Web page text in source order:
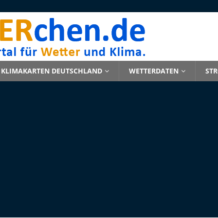
KLIMAKARTEN DEUTSCHLAND WETTERDATEN